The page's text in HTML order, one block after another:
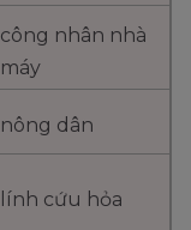
công nhân nhà
máy
nông dân
lính cứu hỏa